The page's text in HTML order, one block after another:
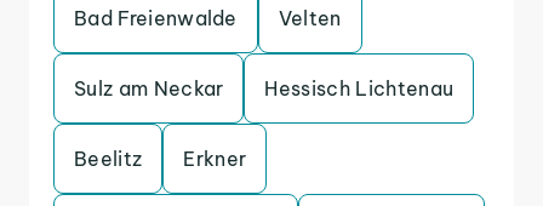
Bad Freienwalde Velten
Sulz am Neckar Hessisch Lichtenau
Beelitz Erkner